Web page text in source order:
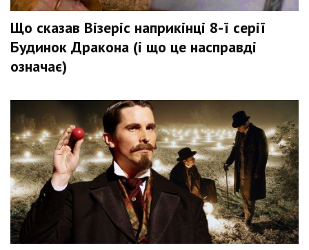
Що сказав Візеріс наприкінці 8-ї серії
Будинок Дракона (і що це насправді
означає)